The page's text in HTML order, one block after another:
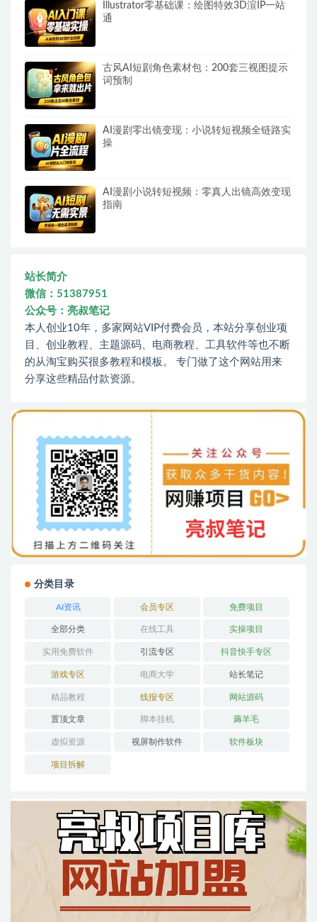
Illustrator零基础课：绘图特效3D渲IP一站
通
古风AI短剧角色素材包：200套三视图提示
词预制
AI漫剧零出镜变现：小说转短视频全链路实
操
AI漫剧小说转短视频：零真人出镜高效变现
指南
站长简介
微信：51387951
公众号：亮叔笔记
本人创业10年，多家网站VIP付费会员，本站分享创业项
目、创业教程、主题源码、电商教程、工具软件等也不断
的从淘宝购买很多教程和模板。 专门做了这个网站用来
分享这些精品付款资源。
分类目录
AI资讯 会员专区 免费项目
全部分类 在线工具 实操项目
实用免费软件 引流专区 抖音快手专区
游戏专区 电商大学 站长笔记
精品教程 线报专区 网站源码
置顶文章 脚本挂机 薅羊毛
虚拟资源 视屏制作软件 软件板块
项目拆解